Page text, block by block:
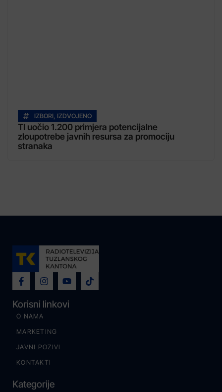
IZBORI, IZDVOJENO
TI uočio 1.200 primjera potencijalne
zloupotrebe javnih resursa za promociju
stranaka
Korisni linkovi
O NAMA
MARKETING
JAVNI POZIVI
KONTAKTI
Kategorije